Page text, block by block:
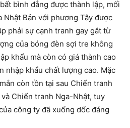
bình đẳng được thành lập, mối
Nhật Bản với phương Tây được
phải sự cạnh tranh gay gắt từ
của bóng đèn sợi tre không
khẩu mà còn có giá thành cao
nhập khẩu chất lượng cao. Mặc
còn tồn tại sau Chiến tranh
Chiến tranh Nga-Nhật, tuy
công ty đã xuống dốc đáng